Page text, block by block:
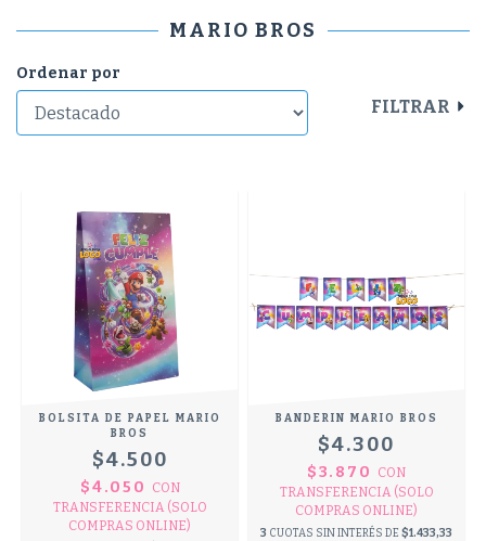
MARIO BROS
Ordenar por
FILTRAR
BOLSITA DE PAPEL MARIO
BROS
$4.500
$4.050
CON
TRANSFERENCIA (SOLO
COMPRAS ONLINE)
BANDERIN MARIO BROS
$4.300
$3.870
CON
TRANSFERENCIA (SOLO
COMPRAS ONLINE)
3 CUOTAS SIN INTERÉS DE $1.433,33